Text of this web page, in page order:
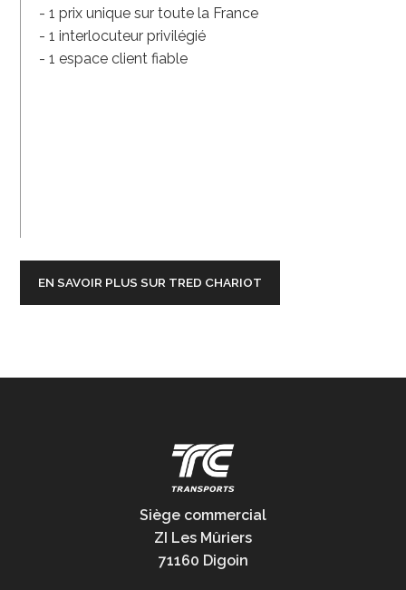
- 1 prix unique sur toute la France
- 1 interlocuteur privilégié
- 1 espace client fiable
EN SAVOIR PLUS SUR TRED CHARIOT
Siège commercial
ZI Les Mûriers
71160 Digoin